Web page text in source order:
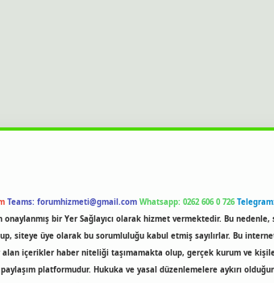
Teams: forumhizmeti@gmail.com Whatsapp: 0262 606 0 726
onaylanmış bir Yer Sağlayıcı olarak hizmet vermektedir. Bu
siteye üye olarak bu sorumluluğu kabul etmiş sayılırlar. Bu
alan içerikler haber niteliği taşımamakta olup, gerçek kurum ve
platformudur. Hukuka ve yasal düzenlemelere aykırı